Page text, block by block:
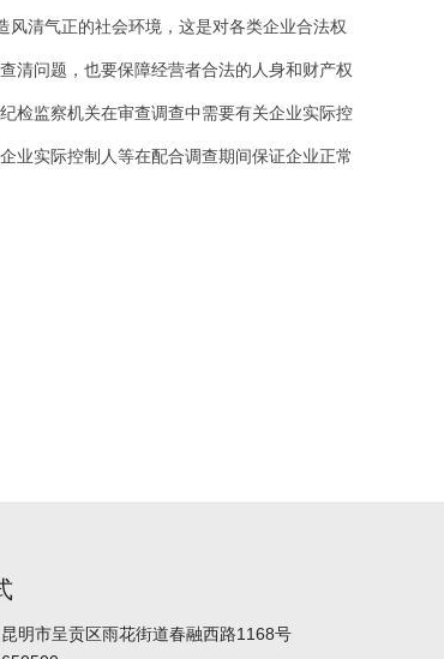
清气正的社会环境，这是对各类企业合法权
清问题，也要保障经营者合法的人身和财产权
检监察机关在审查调查中需要有关企业实际控
业实际控制人等在配合调查期间保证企业正常
明市呈贡区雨花街道春融西路1168号